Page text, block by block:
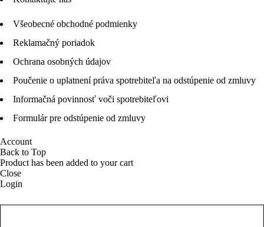
Všeobecné obchodné podmienky
Reklamačný poriadok
Ochrana osobných údajov
Poučenie o uplatnení práva spotrebiteľa na odstúpenie od zmluvy
Informačná povinnosť voči spotrebiteľovi
Formulár pre odstúpenie od zmluvy
Account
Back to Top
Product has been added to your cart
Close
Login